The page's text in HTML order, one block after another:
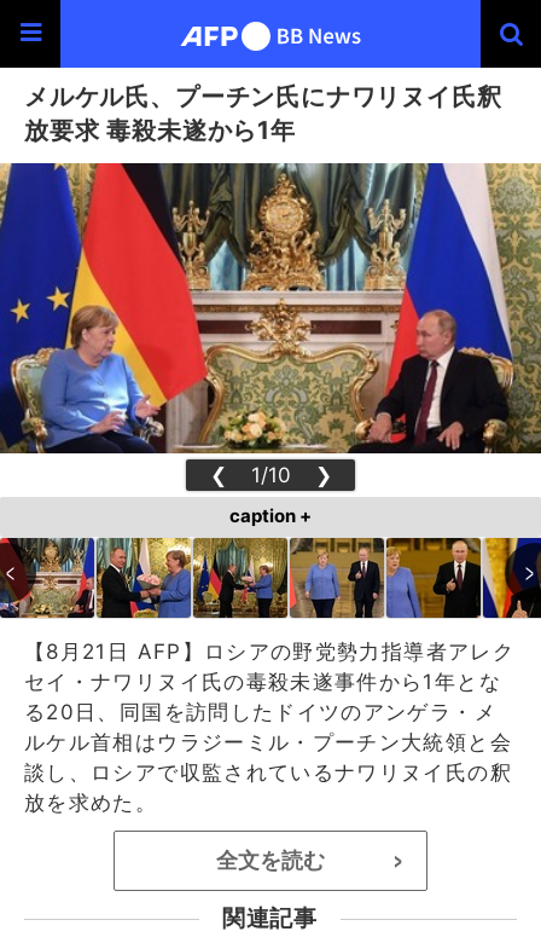
メルケル氏、プーチン氏にナワリヌイ氏釈
放要求 毒殺未遂から1年
❮ 1/10 ❯
caption +
【8月21日 AFP】ロシアの野党勢力指導者アレク
セイ・ナワリヌイ氏の毒殺未遂事件から1年とな
る20日、同国を訪問したドイツのアンゲラ・メ
ルケル首相はウラジーミル・プーチン大統領と会
談し、ロシアで収監されているナワリヌイ氏の釈
放を求めた。
全文を読む >
関連記事